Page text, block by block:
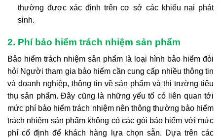
thường được xác định trên cơ sở các khiếu nại phát
sinh.
2. Phí bảo hiểm trách nhiệm sản phẩm
Bảo hiểm trách nhiệm sản phẩm là loại hình bảo hiểm đòi
hỏi Người tham gia bảo hiểm cần cung cấp nhiều thông tin
và doanh nghiệp, thông tin về sản phẩm và thi trường tiêu
thụ sản phẩm. Đây cũng là những yếu tố có liên quan tới
mức phí bảo hiểm trách nhiệm nên thông thường bảo hiểm
trách nhiệm sản phẩm không có các gói bảo hiểm với mức
phí cố định để khách hàng lựa chọn sẵn. Dựa trên các